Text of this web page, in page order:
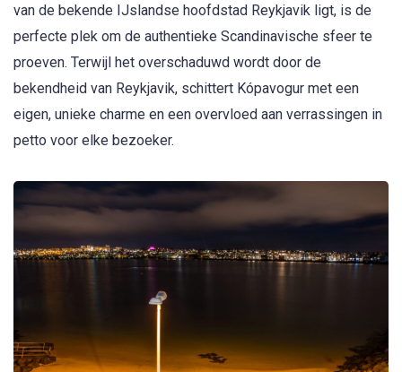
van de bekende IJslandse hoofdstad Reykjavik ligt, is de
perfecte plek om de authentieke Scandinavische sfeer te
proeven. Terwijl het overschaduwd wordt door de
bekendheid van Reykjavik, schittert Kópavogur met een
eigen, unieke charme en een overvloed aan verrassingen in
petto voor elke bezoeker.